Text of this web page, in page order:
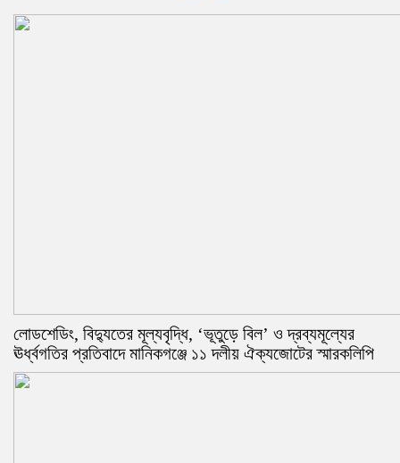
লোডশেডিং, বিদ্যুতের মূল্যবৃদ্ধি, ‘ভূতুড়ে বিল’ ও দ্রব্যমূল্যের
ঊর্ধ্বগতির প্রতিবাদে মানিকগঞ্জে ১১ দলীয় ঐক্যজোটের স্মারকলিপি